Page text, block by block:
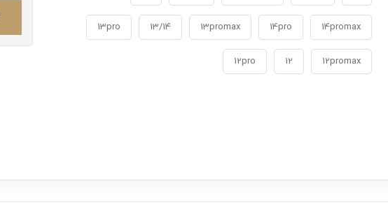
14promax
14pro
13promax
13/14
13pro
12promax
12
12pro